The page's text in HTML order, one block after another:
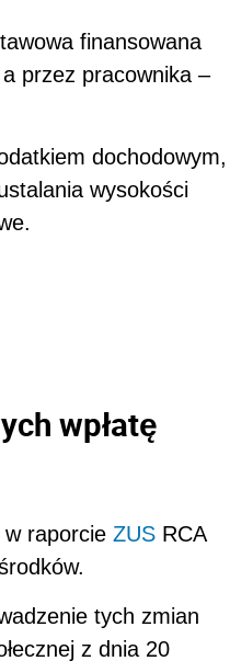
finansowana
przez pracownika –
dochodowym,
wysokości
wpłatę
raporcie ZUS RCA
tych zmian
z dnia 20